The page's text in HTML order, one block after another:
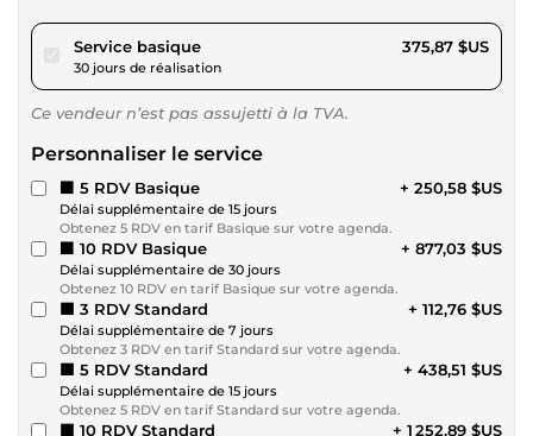
Service basiquepour 346,42 $US
30 jours de réalisation
375,87 $US
Ce vendeur n’est pas assujetti à la TVA.
Personnaliser le service
⬛ 5 RDV Basique
Délai supplémentaire de 15 jours
Obtenez 5 RDV en tarif Basique sur votre agenda.
+ 250,58 $US
⬛ 10 RDV Basique
Délai supplémentaire de 30 jours
Obtenez 10 RDV en tarif Basique sur votre agenda.
+ 877,03 $US
🟫 3 RDV Standard
Délai supplémentaire de 7 jours
Obtenez 3 RDV en tarif Standard sur votre agenda.
+ 112,76 $US
🟫 5 RDV Standard
Délai supplémentaire de 15 jours
Obtenez 5 RDV en tarif Standard sur votre agenda.
+ 438,51 $US
🟫 10 RDV Standard + 1 252,89 $US